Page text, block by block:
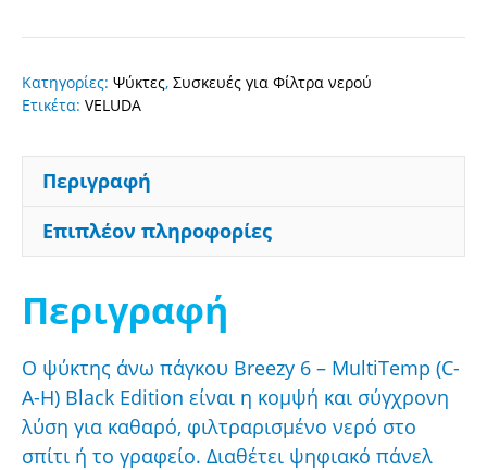
Breezy
(
H
black
ποσότητα
Κατηγορίες: Ψύκτες, Συσκευές για Φίλτρα νερού
Ετικέτα: VELUDA
Περιγραφή
Επιπλέον πληροφορίες
Περιγραφή
Ο ψύκτης άνω πάγκου Breezy 6 – MultiTemp (C-
A-H) Black Edition είναι η κομψή και σύγχρονη
λύση για καθαρό, φιλτραρισμένο νερό στο
σπίτι ή το γραφείο. Διαθέτει ψηφιακό πάνελ